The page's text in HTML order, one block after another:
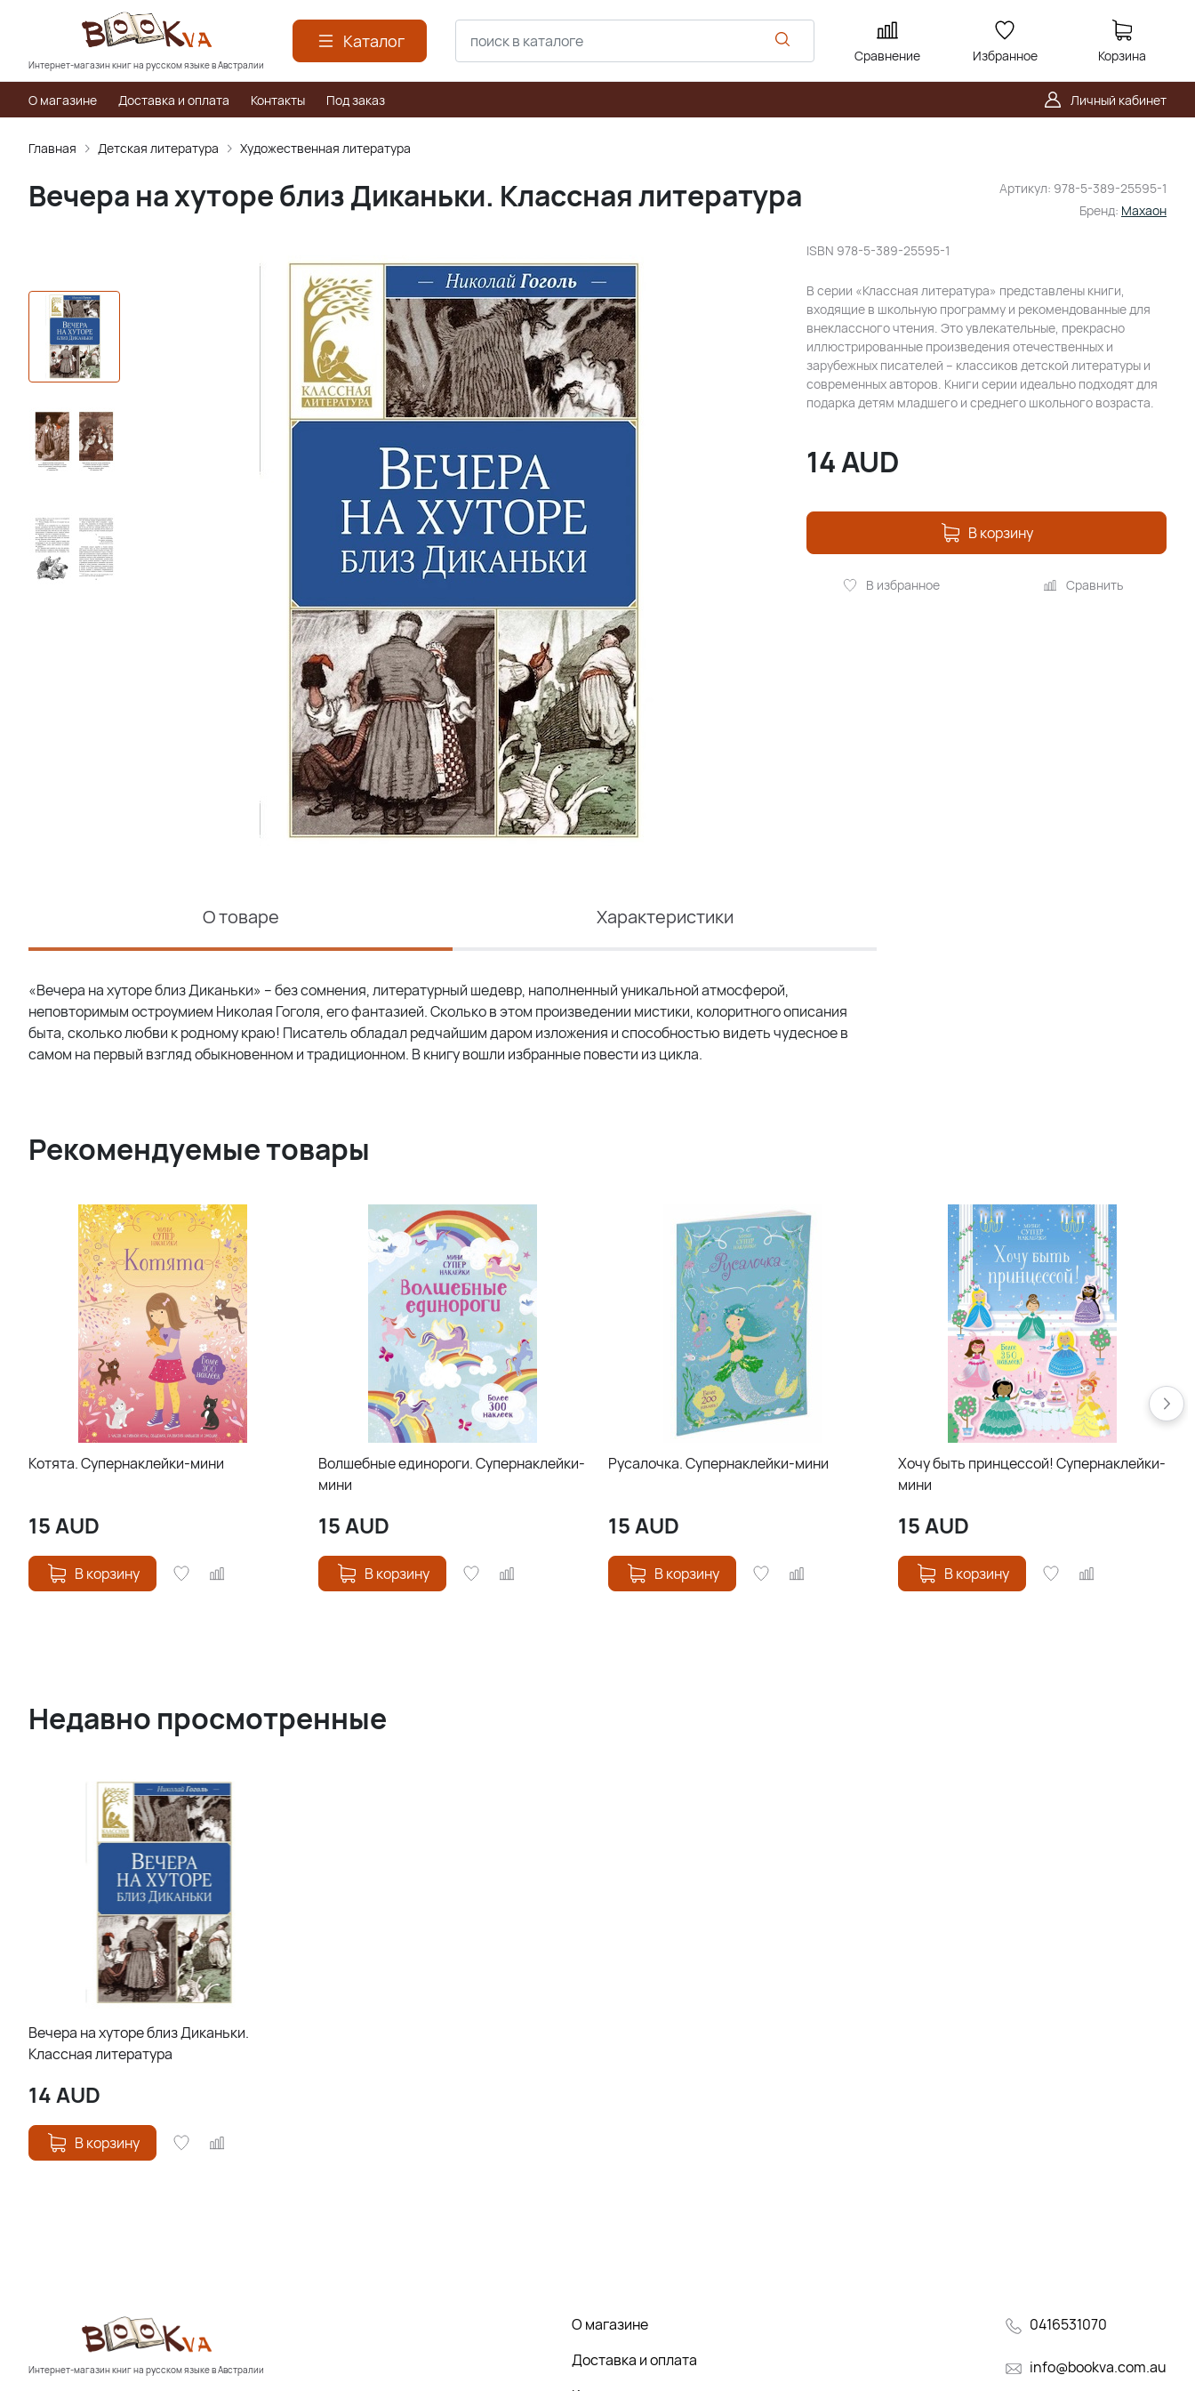
Интернет-магазин книг на русском языке в Австралии
Каталог
Сравнение Избранное Корзина
О магазине Доставка и оплата Контакты Под заказ Личный кабинет
Главная Детская литература Художественная литература
Артикул: 978-5-389-25595-1
Бренд: Махаон
Вечера на хуторе близ Диканьки. Классная литература
ISBN 978-5-389-25595-1
В серии «Классная литература» представлены книги,
входящие в школьную программу и рекомендованные для
внеклассного чтения. Это увлекательные, прекрасно
иллюстрированные произведения отечественных и
зарубежных писателей – классиков детской литературы и
современных авторов. Книги серии идеально подходят для
подарка детям младшего и среднего школьного возраста.
14AUD
В корзину
В избранное Сравнить
О товаре Характеристики
«Вечера на хуторе близ Диканьки» – без сомнения, литературный шедевр, наполненный уникальной атмосферой,
неповторимым остроумием Николая Гоголя, его фантазией. Сколько в этом произведении мистики, колоритного описания
быта, сколько любви к родному краю! Писатель обладал редчайшим даром изложения и способностью видеть чудесное в
самом на первый взгляд обыкновенном и традиционном. В книгу вошли избранные повести из цикла.
Рекомендуемые товары
Котята. Супернаклейки-мини
15AUD
В корзину
Волшебные единороги. Супернаклейки-
мини
15AUD
В корзину
Русалочка. Супернаклейки-мини
15AUD
В корзину
Хочу быть принцессой! Супернаклейки-
мини
15AUD
В корзину
Недавно просмотренные
Вечера на хуторе близ Диканьки.
Классная литература
14AUD
В корзину
Интернет-магазин книг на русском языке в Австралии
О магазине
Доставка и оплата
0416531070
info@bookva.com.au